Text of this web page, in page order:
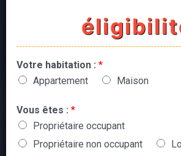
Votre habitation : *
Appartement
Maison
Vous êtes : *
Propriétaire occupant
Propriétaire non occupant